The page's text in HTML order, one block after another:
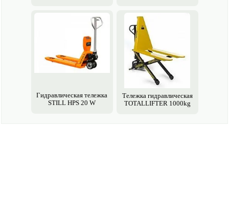
Гидравлическая тележка
STILL НPS 20 W
Тележка гидравлическая
TOTALLIFTER 1000kg